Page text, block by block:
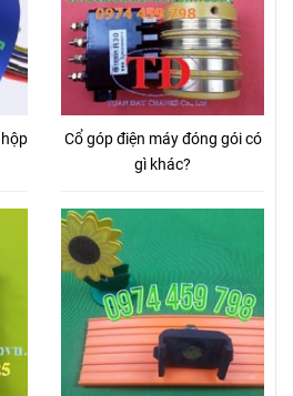
Cổ góp điện máy đóng gói có
gì khác?